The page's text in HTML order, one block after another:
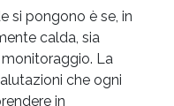
si pongono è se, in
calda, sia
La
che ogni
in